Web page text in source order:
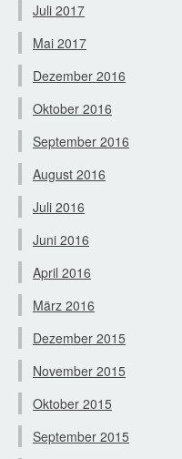
Juli 2017
Mai 2017
Dezember 2016
Oktober 2016
September 2016
August 2016
Juli 2016
Juni 2016
April 2016
März 2016
Dezember 2015
November 2015
Oktober 2015
September 2015